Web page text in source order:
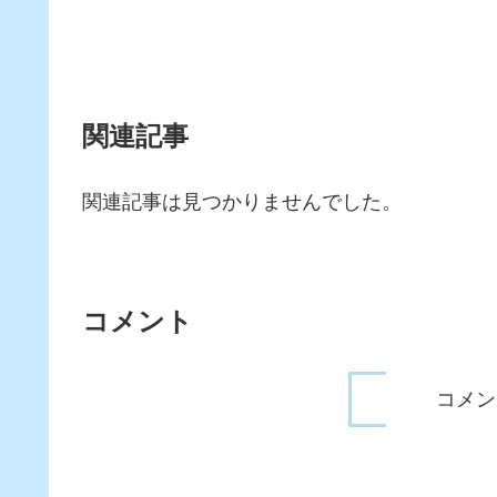
関連記事
関連記事は見つかりませんでした。
コメント
コメ